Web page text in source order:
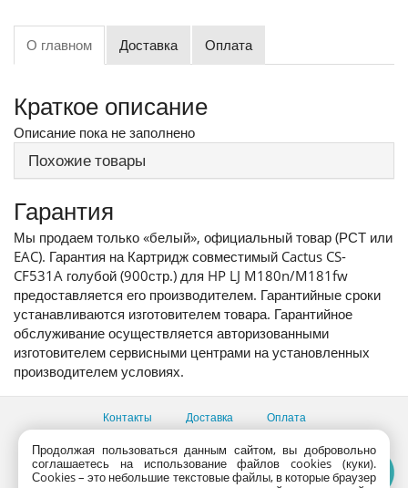
О главном Доставка Оплата
Краткое описание
Описание пока не заполнено
Похожие товары
Гарантия
Мы продаем только «белый», официальный товар (РСТ или
EAC). Гарантия на Картридж совместимый Cactus CS-
CF531A голубой (900стр.) для HP LJ M180n/M181fw
предоставляется его производителем. Гарантийные сроки
устанавливаются изготовителем товара. Гарантийное
обслуживание осуществляется авторизованными
изготовителем сервисными центрами на установленных
производителем условиях.
Контакты Доставка Оплата
Все пункты выдачи
Консультации продавцов по телефону:+7 (495) 795-09-03,
+7 (800) 775-09-03
Продолжая пользоваться данным сайтом, вы добровольно
соглашаетесь на использование файлов cookies (куки).
Сookies – это небольшие текстовые файлы, в которые браузер